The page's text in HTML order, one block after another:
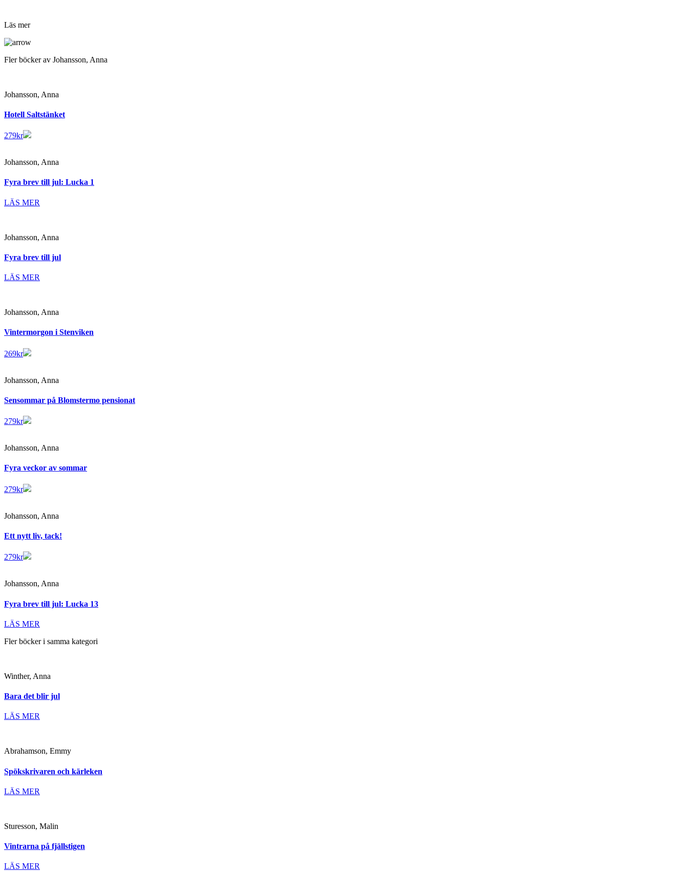
Läs mer
Fler böcker av Johansson, Anna
Johansson, Anna
Hotell Saltstänket
279kr
Johansson, Anna
Fyra brev till jul: Lucka 1
LÄS MER
Johansson, Anna
Fyra brev till jul
LÄS MER
Johansson, Anna
Vintermorgon i Stenviken
269kr
Johansson, Anna
Sensommar på Blomstermo pensionat
279kr
Johansson, Anna
Fyra veckor av sommar
279kr
Johansson, Anna
Ett nytt liv, tack!
279kr
Johansson, Anna
Fyra brev till jul: Lucka 13
LÄS MER
Fler böcker i samma kategori
Winther, Anna
Bara det blir jul
LÄS MER
Abrahamson, Emmy
Spökskrivaren och kärleken
LÄS MER
Sturesson, Malin
Vintrarna på fjällstigen
LÄS MER